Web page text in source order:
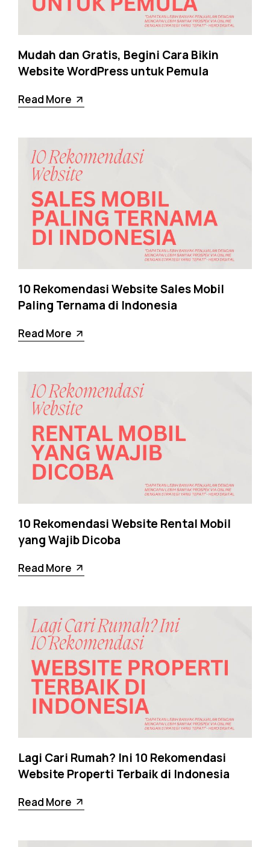
Mudah dan Gratis, Begini Cara Bikin
Website WordPress untuk Pemula
Read More
10 Rekomendasi Website Sales Mobil
Paling Ternama di Indonesia
Read More
10 Rekomendasi Website Rental Mobil
yang Wajib Dicoba
Read More
Lagi Cari Rumah? Ini 10 Rekomendasi
Website Properti Terbaik di Indonesia
Read More